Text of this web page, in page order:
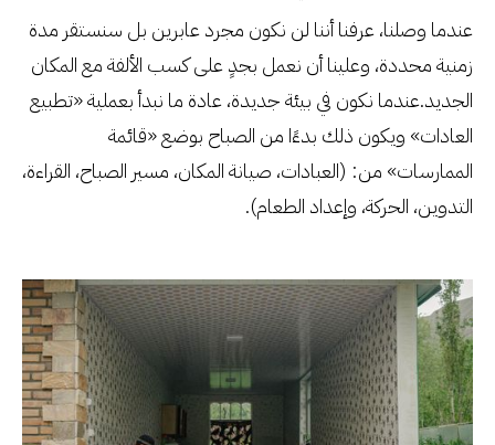
عندما وصلنا، عرفنا أننا لن نكون مجرد عابرين بل سنستقر مدة
زمنية محددة، وعلينا أن نعمل بجدٍ على كسب الألفة مع المكان
الجديد.عندما نكون في بيئة جديدة، عادة ما نبدأ بعملية «تطبيع
العادات» ويكون ذلك بدءًا من الصباح بوضع «قائمة
الممارسات» من: (العبادات، صيانة المكان، مسير الصباح، القراءة،
التدوين، الحركة، وإعداد الطعام).